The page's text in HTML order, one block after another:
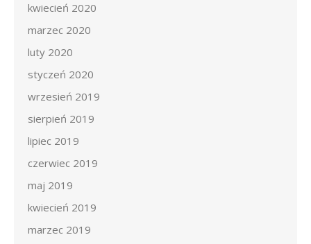
kwiecień 2020
marzec 2020
luty 2020
styczeń 2020
wrzesień 2019
sierpień 2019
lipiec 2019
czerwiec 2019
maj 2019
kwiecień 2019
marzec 2019